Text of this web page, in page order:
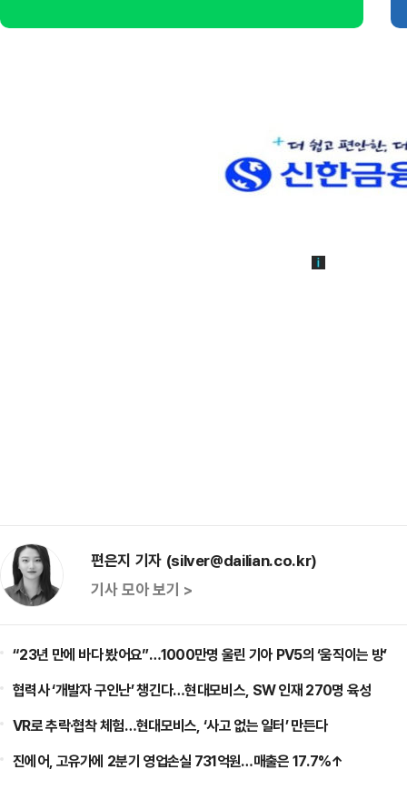
편은지 기자 (silver@dailian.co.kr)
기사 모아 보기 >
“23년 만에 바다 봤어요”…1000만명 울린 기아 PV5의 ‘움직이는 방’
협력사 ‘개발자 구인난’ 챙긴다…현대모비스, SW 인재 270명 육성
VR로 추락·협착 체험…현대모비스, ‘사고 없는 일터’ 만든다
진에어, 고유가에 2분기 영업손실 731억원…매출은 17.7%↑